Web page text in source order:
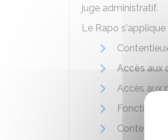
juge administratif.
Le Rapo
Accès aux
Accès aux
Fonction